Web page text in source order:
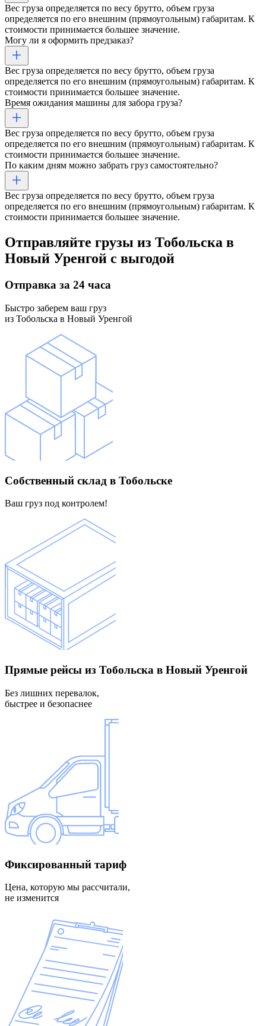
Вес груза определяется по весу брутто, объем груза
определяется по его внешним (прямоугольным) габаритам. К
стоимости принимается большее значение.
Могу ли я оформить предзаказ?
Вес груза определяется по весу брутто, объем груза
определяется по его внешним (прямоугольным) габаритам. К
стоимости принимается большее значение.
Время ожидания машины для забора груза?
Вес груза определяется по весу брутто, объем груза
определяется по его внешним (прямоугольным) габаритам. К
стоимости принимается большее значение.
По каким дням можно забрать груз самостоятельно?
Вес груза определяется по весу брутто, объем груза
определяется по его внешним (прямоугольным) габаритам. К
стоимости принимается большее значение.
Отправляйте грузы из Тобольска в
Новый Уренгой с выгодой
Отправка за 24 часа
Быстро заберем ваш груз
из Тобольска в Новый Уренгой
Собственный склад в Тобольске
Ваш груз под контролем!
Прямые рейсы из Тобольска в Новый Уренгой
Без лишних перевалок,
быстрее и безопаснее
Фиксированный тариф
Цена, которую мы рассчитали,
не изменится